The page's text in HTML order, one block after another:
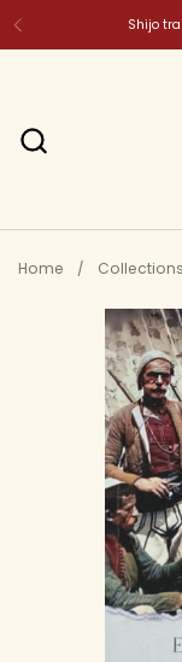
Shijo
Home / Collections